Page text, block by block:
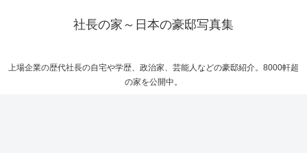
社長の家～日本の豪邸写真集
上場企業の歴代社長の自宅や学歴、政治家、芸能人などの豪邸紹介。8000軒超
の家を公開中。